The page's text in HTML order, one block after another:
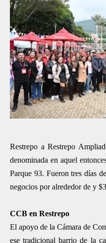
Restrepo a Restrepo
denominada en aquel
Parque 93. Fueron tres días
negocios por alrededor de y
CCB en Restrepo
El apoyo de la Cámara de
ese tradicional barrio de la